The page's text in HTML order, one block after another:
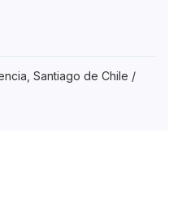
Santiago de Chile /